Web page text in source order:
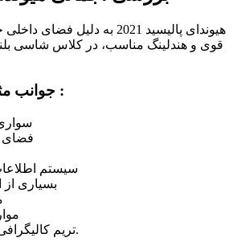
هیوندای پالیسید 2021 به دلیل
جوانب مثبت و منفی پالیسید :
فضای
سیستم
بسیاری از
تریم کالیگرافی به خط تولید می پیوندد.